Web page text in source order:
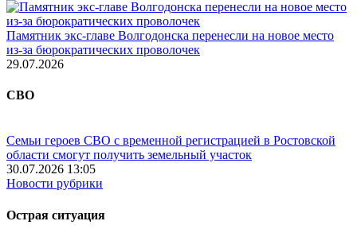
Памятник экс-главе Волгодонска перенесли на новое место
из-за бюрократических проволочек
29.07.2026
СВО
Семьи героев СВО с временной регистрацией в Ростовской
области смогут получить земельный участок
30.07.2026 13:05
Новости рубрики
Острая ситуация